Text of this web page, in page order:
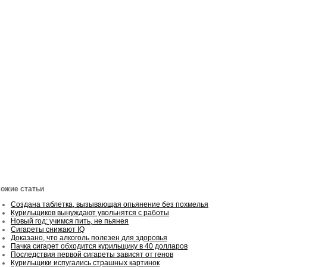
статьи
Создана таблетка, вызывающая опьянение без похмелья
Курильщиков вынуждают увольнятся с работы
Новый год: учимся пить, не пьянея
Сигареты снижают IQ
Доказано, что алкоголь полезен для здоровья
Пачка сигарет обходится курильщику в 40 долларов
Последствия первой сигареты зависят от генов
Курильщики испугались страшных картинок